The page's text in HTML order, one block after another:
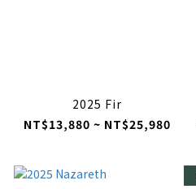
2025 Fir
NT$13,880 ~ NT$25,980